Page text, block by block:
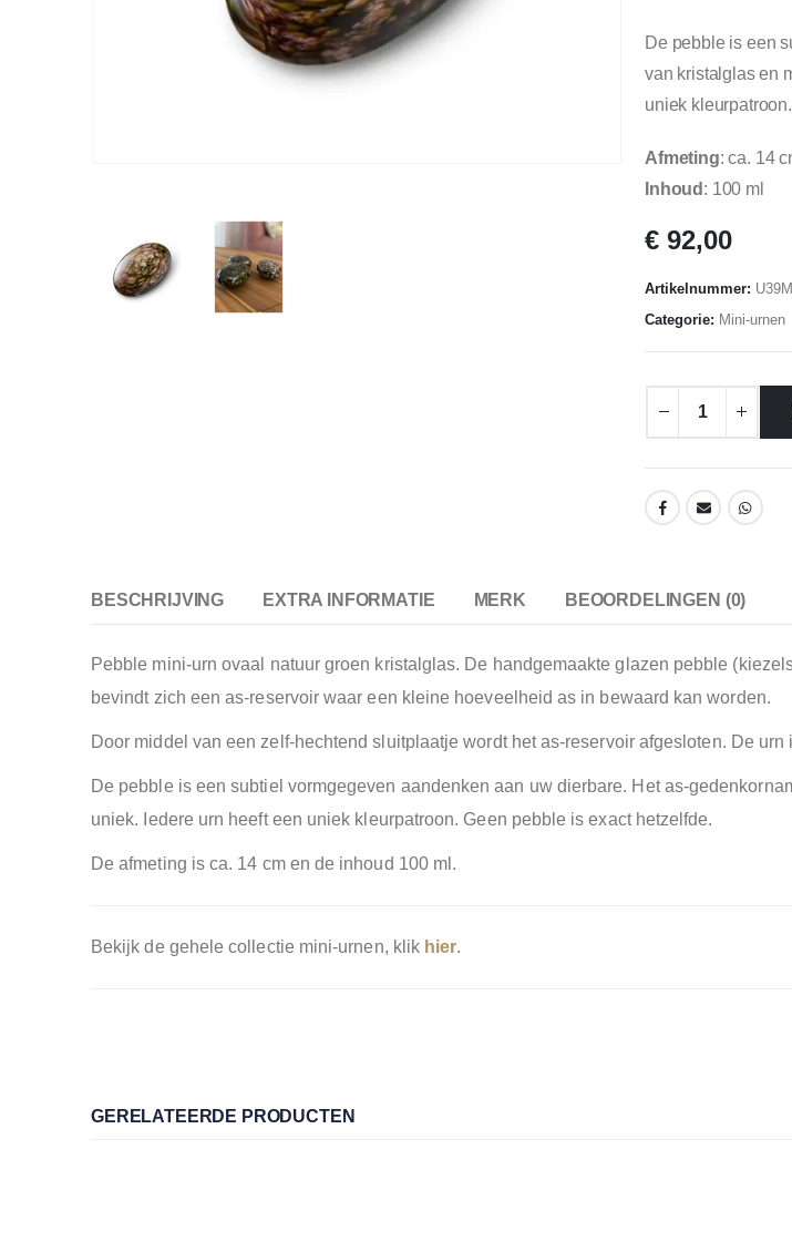
De pebble is een
van kristalglas en
uniek
Afmeting: ca. 14
Inhoud : 100 ml
€ 92,00
Artikelnummer:
Categorie: Mini-urnen
BESCHRIJVING EXTRA INFORMATIE MERK BEOORDELINGEN (0)
Pebble mini-urn ovaal natuur groen kristalglas. De handgemaakte glazen pebble
bevindt zich een as-reservoir waar een kleine hoeveelheid as in bewaard kan worden.
Door middel van een zelf-hechtend sluitplaatje wordt het as-reservoir afgesloten. De
De pebble is een subtiel vormgegeven aandenken aan uw dierbare. Het as-
uniek. Iedere urn heeft een uniek kleurpatroon. Geen pebble is exact hetzelfde.
De afmeting is ca. 14 cm en de inhoud 100 ml.
Bekijk de gehele collectie mini-urnen, klik hier.
GERELATEERDE PRODUCTEN